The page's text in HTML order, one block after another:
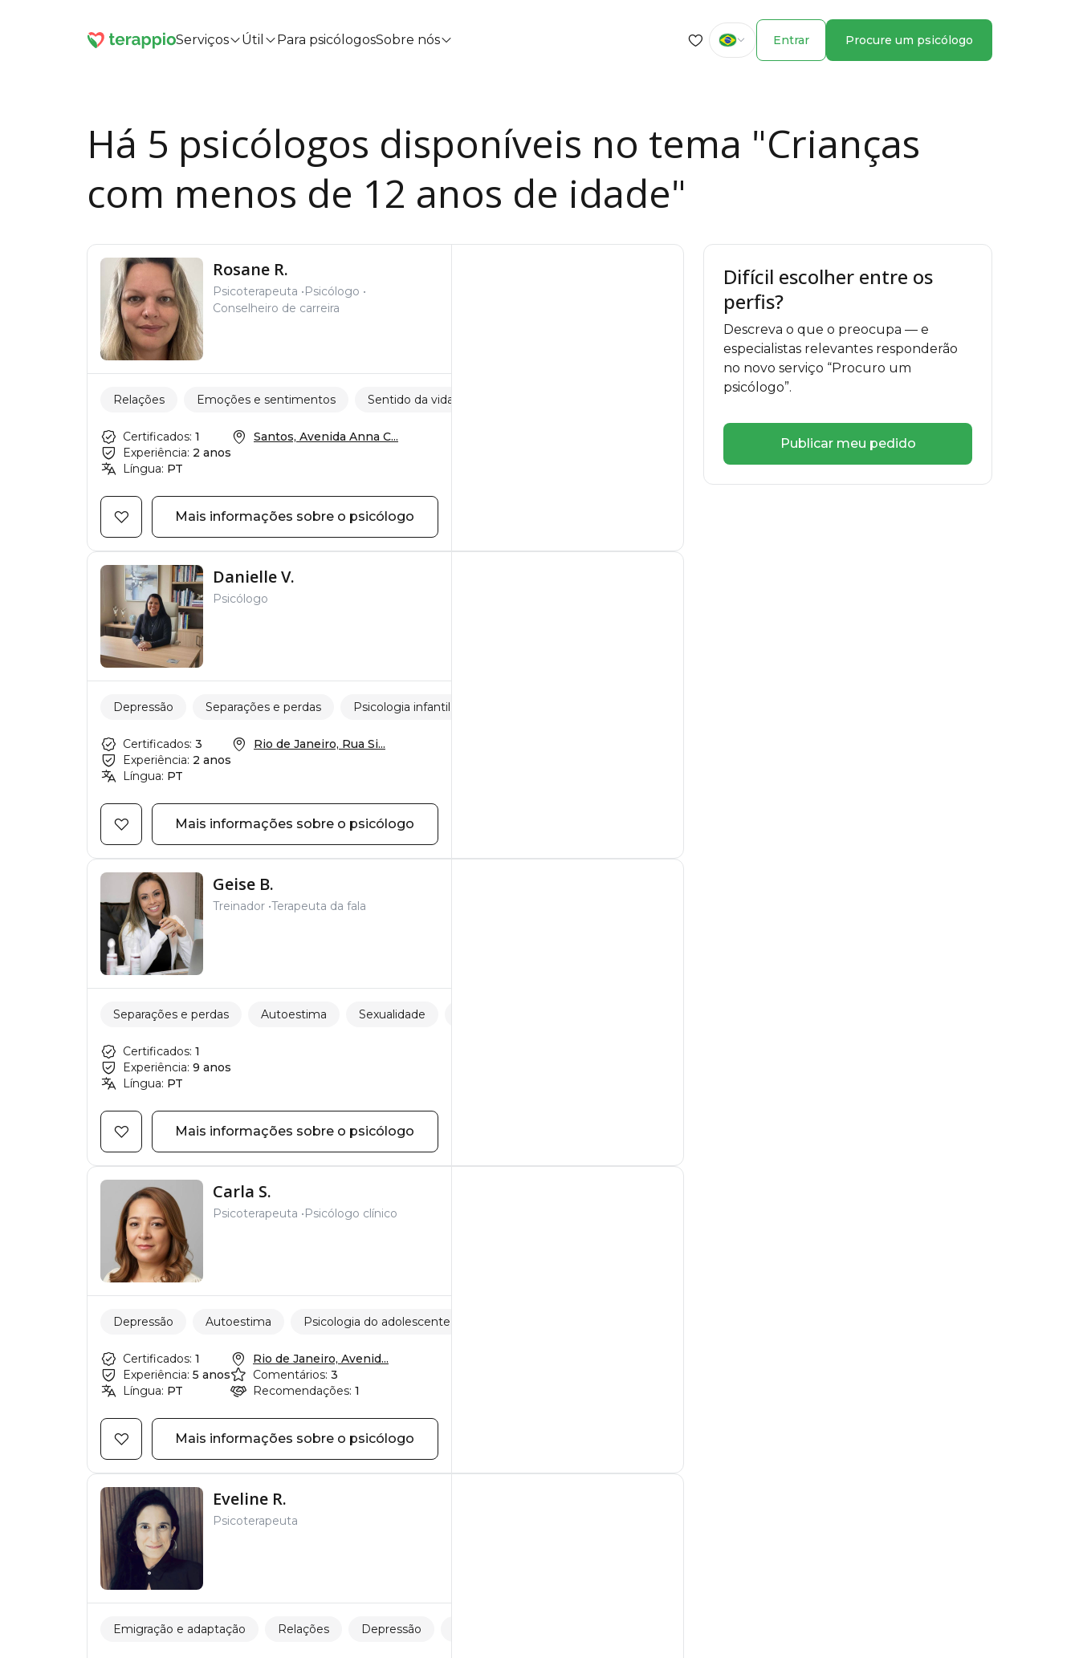
Serviços Útil Para psicólogosSobre nós Entrar Procure um psicólogo
Há 5 psicólogos disponíveis no tema "Crianças
com menos de 12 anos de idade"
Rosane R.
Psicoterapeuta
Psicólogo
Conselheiro de carreira
Relações Emoções e sentimentos Sentido da vida
Certificados: 1
Experiência: 2 anos
Língua: PT
Santos, Avenida Anna C...
Mais informações sobre o psicólogo
Danielle V.
Psicólogo
Depressão Separações e perdas Psicologia infantil
Certificados: 3
Experiência: 2 anos
Língua: PT
Rio de Janeiro, Rua Si...
Mais informações sobre o psicólogo
Geise B.
Treinador Terapeuta da fala
Separações e perdas Autoestima Sexualidade
Certificados: 1
Experiência: 9 anos
Língua: PT
Mais informações sobre o psicólogo
Carla S.
Psicoterapeuta Psicólogo clínico
Depressão Autoestima Psicologia do adolescente
Certificados: 1
Experiência: 5 anos
Língua: PT
Rio de Janeiro, Avenid...
Comentários: 3
Recomendações: 1
Mais informações sobre o psicólogo
Eveline R.
Psicoterapeuta
Emigração e adaptação Relações Depressão
Difícil escolher entre os
perfis?
Descreva o que o preocupa — e
especialistas relevantes responderão
no novo serviço “Procuro um
psicólogo”.
Publicar meu pedido